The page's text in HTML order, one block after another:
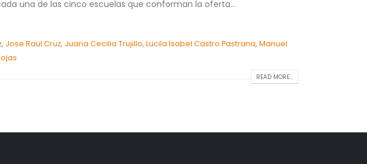
una de las cinco escuelas que conforman la oferta...
, Jose Raul Cruz, Juana Cecilia Trujillo, Lucila Isabel Castro Pastrana, Manuel
READ MORE...